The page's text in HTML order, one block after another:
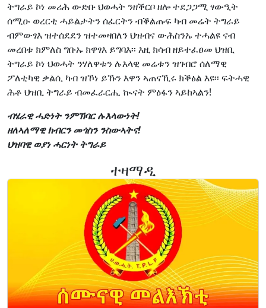
ትግራይ ኮነ መሪሕ ውድቡ ህወሓት ንዘቕርቦ ዘሎ ተደጋጋሚ ፃውዒት
ሰሚዑ ወረርቲ ሓይልታትን ሰፈርትን ብቕልጡፍ ካብ መሬት ትግራይ
ብምውፃእ ዝተሰደደን ዝተመዛበለን ህዝብና ውሕስንኡ ተሓልዩ ናብ
መረበቱ ክምለስ ግቡኡ ክዋፃእ ይግባእ፡፡ እዚ ክሳብ ዘይተፈፀመ ህዝቢ
ትግራይ ኮነ ህወሓት ንሃለዋቱን ሉእላዊ መሬቱን ዝገብሮ ሰለማዊ
ፖለቲካዊ ቃልሲ ካብ ዝኾነ ይኹን እዋን ኣጠናኺሩ ክቕፅል እዩ፡፡ ፍትሓዊ
ሕቶ ህዝቢ ትግራይ ብመፈራርሒ ኲናት ምዕፋን ኣይከኣልን!
ብሄራዊ ሓድነት ንምኽባር ሉእላውነት!
ዘለኣለማዊ ክብርን መጎስን ንስውኣትና!
ህዝባዊ ወያነ ሓርነት ትግራይ
ተዛማዲ